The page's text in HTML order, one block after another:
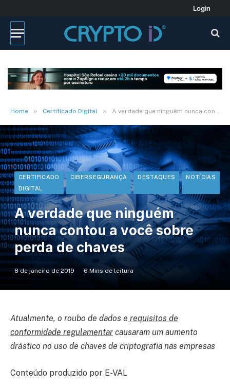
Login
Home » Certificado Digital » A verdade que ninguém nunca contou a você sobre perda de chaves
CERTIFICADO
DIGITAL
CIBERSEGURANÇA DESTAQUES NOTÍCIAS
A verdade que ninguém
nunca contou a você sobre
perda de chaves
8 de janeiro de 2019 6 Mins de leitura
Atualmente, o roubo de dados e requisitos de
conformidade regulamentar causaram um aumento
drástico no uso de chaves de criptografia nas empresas
Conteúdo produzido por E-VAL